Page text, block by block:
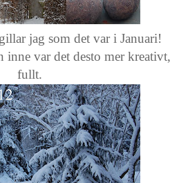
jag som det var i Januari!
inne var det desto mer
fullt.